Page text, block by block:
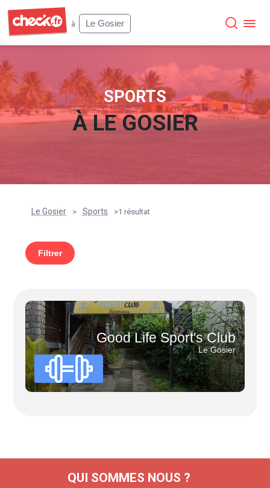
à
Le Gosier
SPORTS
ÀLE GOSIER
Le Gosier > Sports >1 résultat
Filtrer
Good Life Sport's Club
Le Gosier
QUI SOMMES NOUS ?